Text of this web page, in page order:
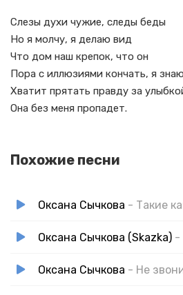
Слезы духи чужие, следы беды
Но я молчу, я делаю вид
Что дом наш крепок, что он
Пора с иллюзиями кончать, я
Хватит прятать правду за
Она без меня пропадет.
Похожие песни
Оксана Сычкова - Такие
Оксана Сычкова (Skazka) -
Оксана Сычкова - Не